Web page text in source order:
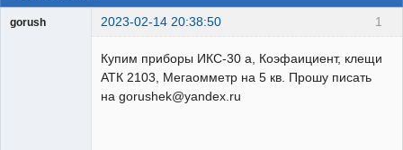
1
gorush 2023-02-14 20:38:50
Купим приборы ИКС-30 а, Коэфaициент, клещи
АТК 2103, Мегаомметр на 5 кв. Прошу писать
на gorushek@yandex.ru